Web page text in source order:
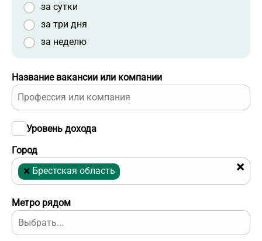
Название вакансии или компании
Город
×
× Брестская область
Уровень дохода
Метро рядом
за сутки
за три дня
за неделю